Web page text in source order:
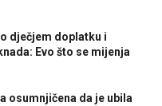
dječjem doplatku i
Evo što se mijenja
osumnjičena da je ubila